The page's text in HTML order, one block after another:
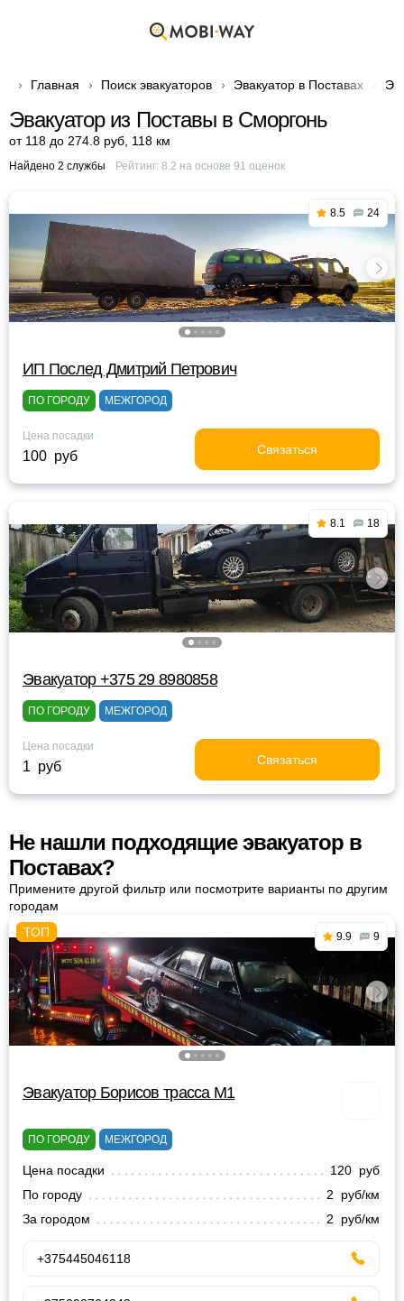
Главная Поиск эвакуаторов Эвакуатор в Поставах
Эвакуатор из Поставы в Сморгонь
от 118 до 274.8 руб 118 км
Найдено 2 службы Рейтинг: 8.2 на основе 91 оценок
8.5 24
ИП Послед Дмитрий Петрович
ПО ГОРОДУ МЕЖГОРОД
Цена посадки
100 руб Связаться
8.1 18
Эвакуатор +375 29 8980858
ПО ГОРОДУ МЕЖГОРОД
Цена посадки
1 руб Связаться
Не нашли подходящие эвакуатор в
Поставах?
Примените другой фильтр или посмотрите варианты по другим
городам
9.9 9
Эвакуатор Борисов трасса М1
ПО ГОРОДУ МЕЖГОРОД
Цена посадки
120 руб
По городу
2 руб/км
За городом
2 руб/км
+375445046118